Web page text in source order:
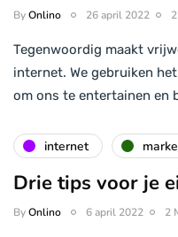
ByOnlino 26 april 2022
Tegenwoordig maakt
internet. We gebruiken
om ons te entertainen en
internet
Drie tips voor je
ByOnlino 6 april 2022 2